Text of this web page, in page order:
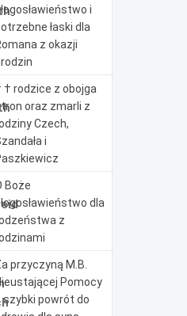
i
łaski dla
z okazji
† rodzice z obojga
oraz zmarli z
Czech,
i
Boże
dla
z
przyczyną M.B.
Pomocy
szybki powrót do